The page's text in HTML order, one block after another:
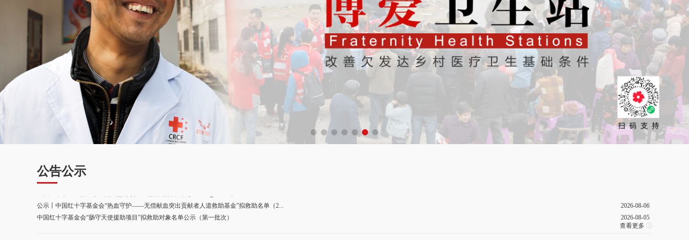
公告公示
公示丨中国红十字基金会“热血守护——无偿献血突出贡献者人道救助基金”拟救助名单（2...
2026-08-06
中国红十字基金会“肠守天使援助项目”拟救助对象名单公示（第一批次）
2026-08-05
2026-07-31
查看更多